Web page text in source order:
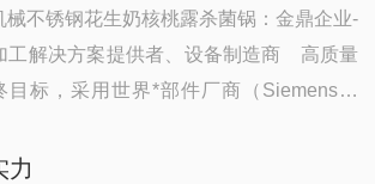
械不锈钢花生奶核桃露杀菌锅：金鼎企业-
工解决方案提供者、设备制造商 高质量
目标，采用世界*部件厂商（Siemens、
单的操作下，获得Z佳的杀菌效果。“保姆
力